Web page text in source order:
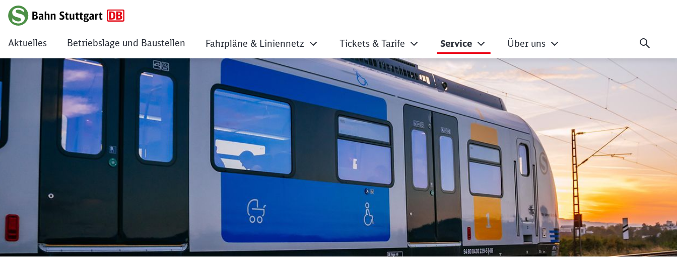
Mobilitätstraining
Aktuelles Betriebslage und Baustellen Fahrpläne & Liniennetz Tickets & Tarife Service Über uns